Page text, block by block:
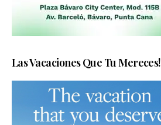
Las Vacaciones Que Tu Mereces!